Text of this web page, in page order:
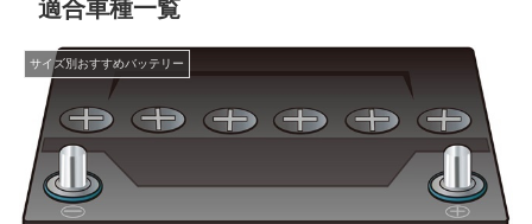
適合車種一覧
サイズ別おすすめバッテリー